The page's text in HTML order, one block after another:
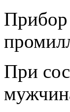
Прибор
При